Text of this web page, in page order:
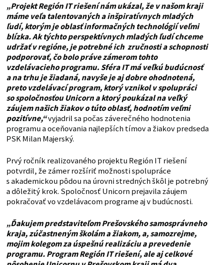
„Projekt Región IT riešení nám ukázal, že v našom kraji
máme veľa talentovaných a inšpiratívnych mladých
ľudí, ktorým je oblasť informačných technológií veľmi
blízka. Ak týchto perspektívnych mladých ľudí chceme
udržať v regióne, je potrebné ich zručnosti a schopnosti
podporovať, čo bolo práve zámerom tohto
vzdelávacieho programu. Sféra IT má veľkú budúcnosť
a na trhu je žiadaná, navyše je aj dobre ohodnotená,
preto vzdelávací program, ktorý vznikol v spolupráci
so spoločnosťou Unicorn a ktorý poukázal na veľký
záujem našich žiakov o túto oblasť, hodnotím veľmi
pozitívne,“vyjadril sa počas záverečného hodnotenia
programu a oceňovania najlepších tímov a žiakov predseda
PSK Milan Majerský.
Prvý ročník realizovaného projektu Región IT riešení
potvrdil, že zámer rozšíriť možnosti spolupráce
s akademickou pôdou na úrovni stredných škôl je potrebný
a dôležitý krok. Spoločnosť Unicorn prejavila záujem
pokračovať vo vzdelávacom programe aj v budúcnosti.
„Ďakujem predstaviteľom Prešovského samosprávneho
kraja, zúčastneným školám a žiakom, a, samozrejme,
mojim kolegom za úspešnú realizáciu a prevedenie
programu. Program Región IT riešení, ale aj celkové